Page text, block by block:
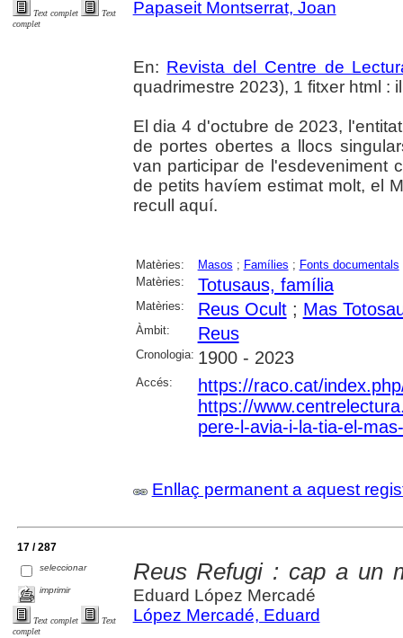
Text complet
Text
complet
Papaseit Montserrat, Joan
En: Revista del Centre de
quadrimestre 2023), 1 fitxer html :
El dia 4 d'octubre de 2023,
de portes obertes a llocs
van participar de l'esdeveniment
de petits havíem estimat molt, el
recull aquí.
Matèries: Masos ; Famílies ; Fonts documentals
Matèries:
Totusaus, família
Matèries: Reus Ocult; Mas
Àmbit: Reus
Cronologia: 1900 - 2023
Accés:
https://raco.cat/
https://
pere-l-avia-i-la-tia-el-
Enllaç permanent a aquest
17 / 287
seleccionar
imprimir
Text complet
Text
complet
Reus Refugi : cap a un
Eduard López Mercadé
López Mercadé, Eduard